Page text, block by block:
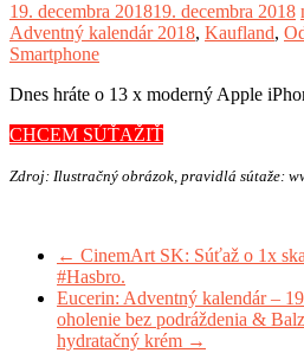
19. decembra 201819. decembra 2018
Adventný kalendár 2018, Kaufland,
Smartphone
Dnes hráte o 13 x moderný Apple
CHCEM SÚŤAŽIŤ
Zdroj: Ilustračný obrázok, pravidlá sútaže:
← CinemArt SK: Súťaž o 1x
#Hasbro.
Eucerin: Adventný kalendár –
oholenie bez podráždenia &
hydratačný krém →